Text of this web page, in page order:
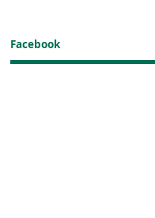
Facebook